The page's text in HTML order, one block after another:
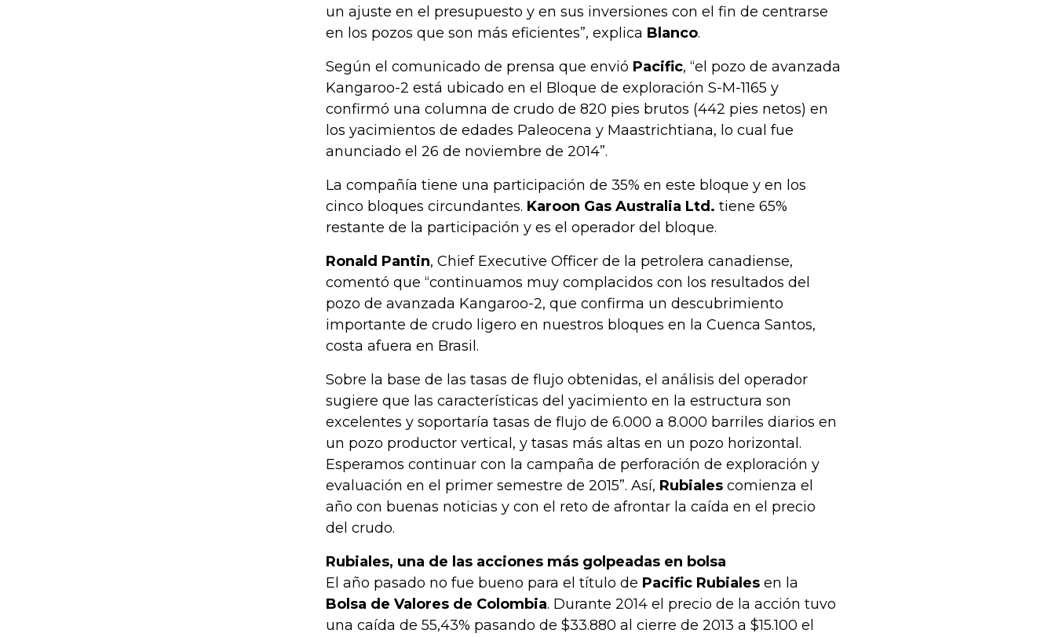
un ajuste en el presupuesto y en sus inversiones con el fin de centrarse
en los pozos que son más eficientes”, explica Blanco.
Según el comunicado de prensa que envió Pacific, “el pozo de avanzada
Kangaroo-2 está ubicado en el Bloque de exploración S-M-1165 y
confirmó una columna de crudo de 820 pies brutos (442 pies netos) en
los yacimientos de edades Paleocena y Maastrichtiana, lo cual fue
anunciado el 26 de noviembre de 2014”.
La compañía tiene una participación de 35% en este bloque y en los
cinco bloques circundantes. Karoon Gas Australia Ltd. tiene 65%
restante de la participación y es el operador del bloque.
Ronald Pantin, Chief Executive Officer de la petrolera canadiense,
comentó que “continuamos muy complacidos con los resultados del
pozo de avanzada Kangaroo-2, que confirma un descubrimiento
importante de crudo ligero en nuestros bloques en la Cuenca Santos,
costa afuera en Brasil.
Sobre la base de las tasas de flujo obtenidas, el análisis del operador
sugiere que las características del yacimiento en la estructura son
excelentes y soportaría tasas de flujo de 6.000 a 8.000 barriles diarios en
un pozo productor vertical, y tasas más altas en un pozo horizontal.
Esperamos continuar con la campaña de perforación de exploración y
evaluación en el primer semestre de 2015”. Así, Rubiales comienza el
año con buenas noticias y con el reto de afrontar la caída en el precio
del crudo.
Rubiales, una de las acciones más golpeadas en bolsa
El año pasado no fue bueno para el título de Pacific Rubiales en la
Bolsa de Valores de Colombia. Durante 2014 el precio de la acción tuvo
una caída de 55,43% pasando de $33.880 al cierre de 2013 a $15.100 el